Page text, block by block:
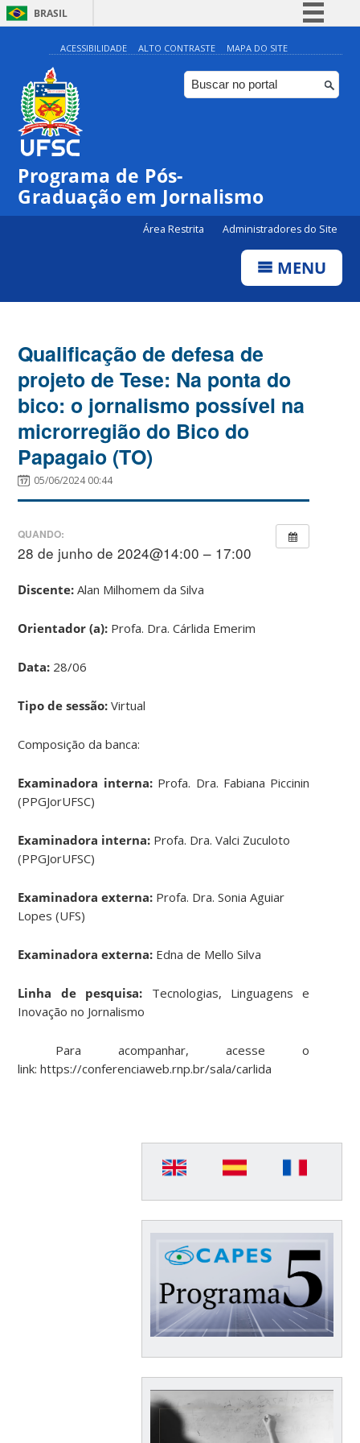
BRASIL
Simplifique!
Comunica BR
Participe
ACESSIBILIDADE ALTO CONTRASTE MAPA DO SITE
Programa de Pós-
Graduação em Jornalismo
Área Restrita Administradores do Site
MENU
Qualificação de defesa de
projeto de Tese: Na ponta do
bico: o jornalismo possível na
microrregião do Bico do
Papagaio (TO)
05/06/2024 00:44
QUANDO:
28 de junho de 2024@14:00 – 17:00
Discente: Alan Milhomem da Silva
Orientador (a): Profa. Dra. Cárlida Emerim
Data: 28/06
Tipo de sessão: Virtual
Composição da banca:
Examinadora interna:Profa. Dra. Fabiana Piccinin
(PPGJorUFSC)
Examinadora interna: Profa. Dra. Valci Zuculoto
(PPGJorUFSC)
Examinadora externa: Profa. Dra. Sonia Aguiar
Lopes (UFS)
Examinadora externa: Edna de Mello Silva
Linha de pesquisa: Tecnologias, Linguagens e
Inovação no Jornalismo
Para acompanhar, acesse o
link: https://conferenciaweb.rnp.br/sala/carlida